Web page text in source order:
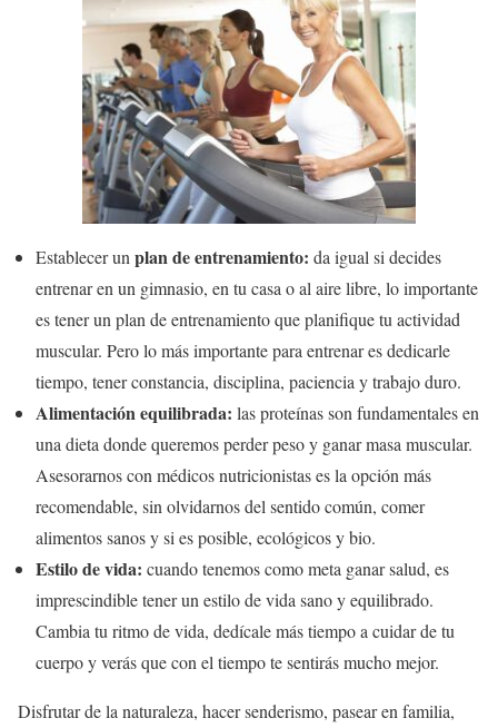
Establecer un plan de entrenamiento: da igual si decides
entrenar en un gimnasio, en tu casa o al aire libre, lo importante
es tener un plan de entrenamiento que planifique tu actividad
muscular. Pero lo más importante para entrenar es dedicarle
tiempo, tener constancia, disciplina, paciencia y trabajo duro.
Alimentación equilibrada: las proteínas son fundamentales en
una dieta donde queremos perder peso y ganar masa muscular.
Asesorarnos con médicos nutricionistas es la opción más
recomendable, sin olvidarnos del sentido común, comer
alimentos sanos y si es posible, ecológicos y bio.
Estilo de vida: cuando tenemos como meta ganar salud, es
imprescindible tener un estilo de vida sano y equilibrado.
Cambia tu ritmo de vida, dedícale más tiempo a cuidar de tu
cuerpo y verás que con el tiempo te sentirás mucho mejor.
Disfrutar de la naturaleza, hacer senderismo, pasear en familia,